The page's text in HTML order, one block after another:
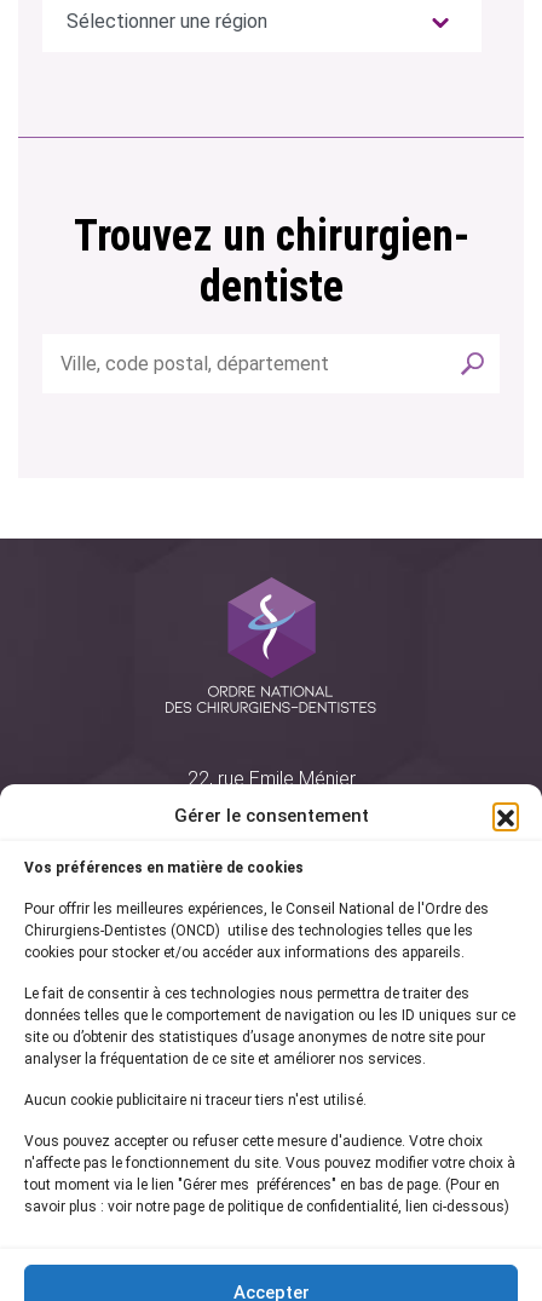
Gérer le consentement
Vos préférences en matière de cookies
Pour offrir les meilleures expériences, le Conseil National de l'Ordre des
Chirurgiens-Dentistes (ONCD) utilise des technologies telles que les
cookies pour stocker et/ou accéder aux informations des appareils.
Le fait de consentir à ces technologies nous permettra de traiter des
données telles que le comportement de navigation ou les ID uniques sur ce
site ou d’obtenir des statistiques d’usage anonymes de notre site pour
analyser la fréquentation de ce site et améliorer nos services.
Aucun cookie publicitaire ni traceur tiers n'est utilisé.
Vous pouvez accepter ou refuser cette mesure d'audience. Votre choix
n'affecte pas le fonctionnement du site. Vous pouvez modifier votre choix à
tout moment via le lien "Gérer mes préférences" en bas de page. (Pour en
savoir plus : voir notre page de politique de confidentialité, lien ci-dessous)
Accepter
Trouvez un chirurgien-
dentiste
22, rue Emile Ménier
75761 Paris Cedex 16
01 44 34 78 80
courrier@oncd.org
Actualités
Presse
Informations légales
Plan du site
Inscrivez-vous à notrenewsletter